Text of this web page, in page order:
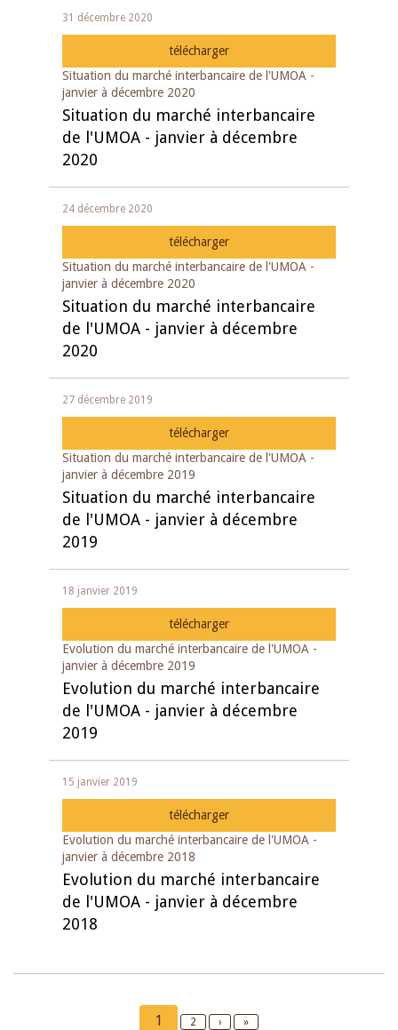
31 décembre 2020
télécharger
Situation du marché interbancaire de l'UMOA -
janvier à décembre 2020
Situation du marché interbancaire
de l'UMOA - janvier à décembre
2020
24 décembre 2020
télécharger
Situation du marché interbancaire de l'UMOA -
janvier à décembre 2020
Situation du marché interbancaire
de l'UMOA - janvier à décembre
2020
27 décembre 2019
télécharger
Situation du marché interbancaire de l'UMOA -
janvier à décembre 2019
Situation du marché interbancaire
de l'UMOA - janvier à décembre
2019
18 janvier 2019
télécharger
Evolution du marché interbancaire de l'UMOA -
janvier à décembre 2019
Evolution du marché interbancaire
de l'UMOA - janvier à décembre
2019
15 janvier 2019
télécharger
Evolution du marché interbancaire de l'UMOA -
janvier à décembre 2018
Evolution du marché interbancaire
de l'UMOA - janvier à décembre
2018
Current
1 Page
2
Next
›
Last
»